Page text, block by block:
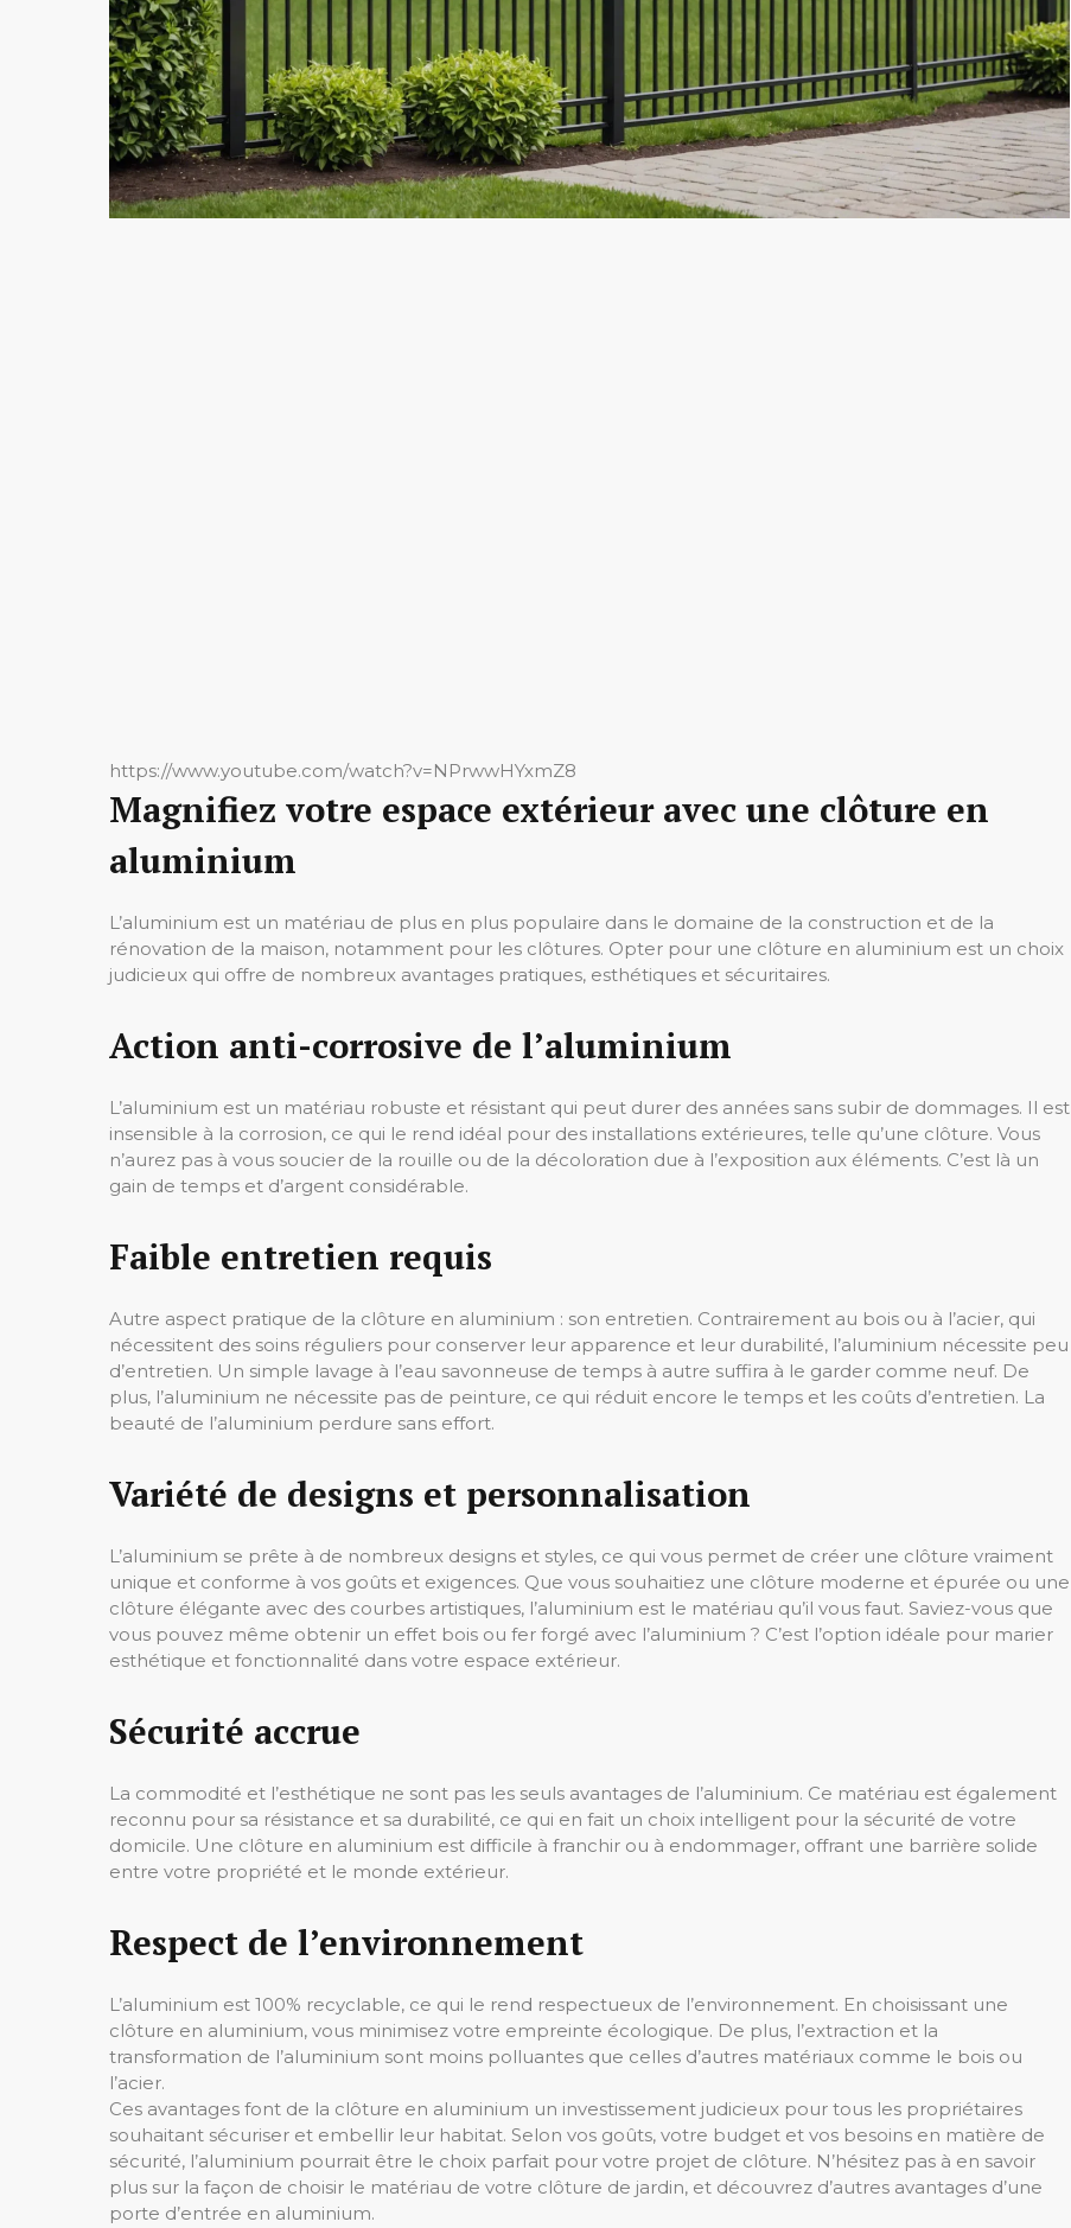
https://www.youtube.com/watch?v=NPrwwHYxmZ8
Magnifiez votre espace extérieur avec une clôture en
aluminium
L’aluminium est un matériau de plus en plus populaire dans le domaine de la construction et de la
rénovation de la maison, notamment pour les clôtures. Opter pour une clôture en aluminium est un choix
judicieux qui offre de nombreux avantages pratiques, esthétiques et sécuritaires.
Action anti-corrosive de l’aluminium
L’aluminium est un matériau robuste et résistant qui peut durer des années sans subir de dommages. Il est
insensible à la corrosion, ce qui le rend idéal pour des installations extérieures, telle qu’une clôture. Vous
n’aurez pas à vous soucier de la rouille ou de la décoloration due à l’exposition aux éléments. C’est là un
gain de temps et d’argent considérable.
Faible entretien requis
Autre aspect pratique de la clôture en aluminium : son entretien. Contrairement au bois ou à l’acier, qui
nécessitent des soins réguliers pour conserver leur apparence et leur durabilité, l’aluminium nécessite peu
d’entretien. Un simple lavage à l’eau savonneuse de temps à autre suffira à le garder comme neuf. De
plus, l’aluminium ne nécessite pas de peinture, ce qui réduit encore le temps et les coûts d’entretien. La
beauté de l’aluminium perdure sans effort.
Variété de designs et personnalisation
L’aluminium se prête à de nombreux designs et styles, ce qui vous permet de créer une clôture vraiment
unique et conforme à vos goûts et exigences. Que vous souhaitiez une clôture moderne et épurée ou une
clôture élégante avec des courbes artistiques, l’aluminium est le matériau qu’il vous faut. Saviez-vous que
vous pouvez même obtenir un effet bois ou fer forgé avec l’aluminium ? C’est l’option idéale pour marier
esthétique et fonctionnalité dans votre espace extérieur.
Sécurité accrue
La commodité et l’esthétique ne sont pas les seuls avantages de l’aluminium. Ce matériau est également
reconnu pour sa résistance et sa durabilité, ce qui en fait un choix intelligent pour la sécurité de votre
domicile. Une clôture en aluminium est difficile à franchir ou à endommager, offrant une barrière solide
entre votre propriété et le monde extérieur.
Respect de l’environnement
L’aluminium est 100% recyclable, ce qui le rend respectueux de l’environnement. En choisissant une
clôture en aluminium, vous minimisez votre empreinte écologique. De plus, l’extraction et la
transformation de l’aluminium sont moins polluantes que celles d’autres matériaux comme le bois ou
l’acier.
Ces avantages font de la clôture en aluminium un investissement judicieux pour tous les propriétaires
souhaitant sécuriser et embellir leur habitat. Selon vos goûts, votre budget et vos besoins en matière de
sécurité, l’aluminium pourrait être le choix parfait pour votre projet de clôture. N’hésitez pas à en savoir
plus sur la façon de choisir le matériau de votre clôture de jardin, et découvrez d’autres avantages d’une
porte d’entrée en aluminium.